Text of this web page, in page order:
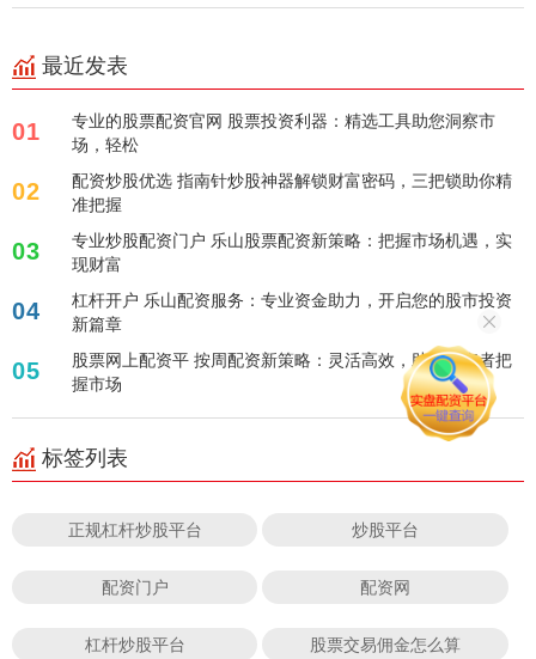
最近发表
01
专业的股票配资官网 股票投资利器：精选工具助您洞察市
场，轻松
02
配资炒股优选 指南针炒股神器解锁财富密码，三把锁助你精
准把握
03
专业炒股配资门户 乐山股票配资新策略：把握市场机遇，实
现财富
04
杠杆开户 乐山配资服务：专业资金助力，开启您的股市投资
新篇章
05
股票网上配资平 按周配资新策略：灵活高效，助力投资者把
握市场
标签列表
正规杠杆炒股平台 炒股平台
配资门户 配资网
杠杆炒股平台 股票交易佣金怎么算